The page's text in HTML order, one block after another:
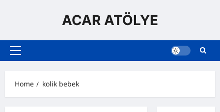
ACAR ATÖLYE
Primary
Home
kolik bebek